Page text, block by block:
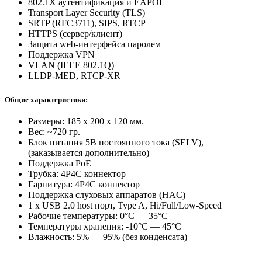
802.1X аутентификация и EAPOL
Transport Layer Security (TLS)
SRTP (RFC3711), SIPS, RTCP
HTTPS (сервер/клиент)
Защита web-интерфейса паролем
Поддержка VPN
VLAN (IEEE 802.1Q)
LLDP-MED, RTCP-XR
Общие характеристики:
Размеры: 185 x 200 x 120 мм.
Вес: ~720 гр.
Блок питания 5В постоянного тока (SELV),
(заказывается дополнительно)
Поддержка PoE
Трубка: 4P4C коннектор
Гарнитура: 4P4C коннектор
Поддержка слуховых аппаратов (HAC)
1 x USB 2.0 host порт, Type A, Hi/Full/Low-Speed
Рабочие температуры: 0°C — 35°C
Температуры хранения: -10°C — 45°C
Влажность: 5% — 95% (без конденсата)